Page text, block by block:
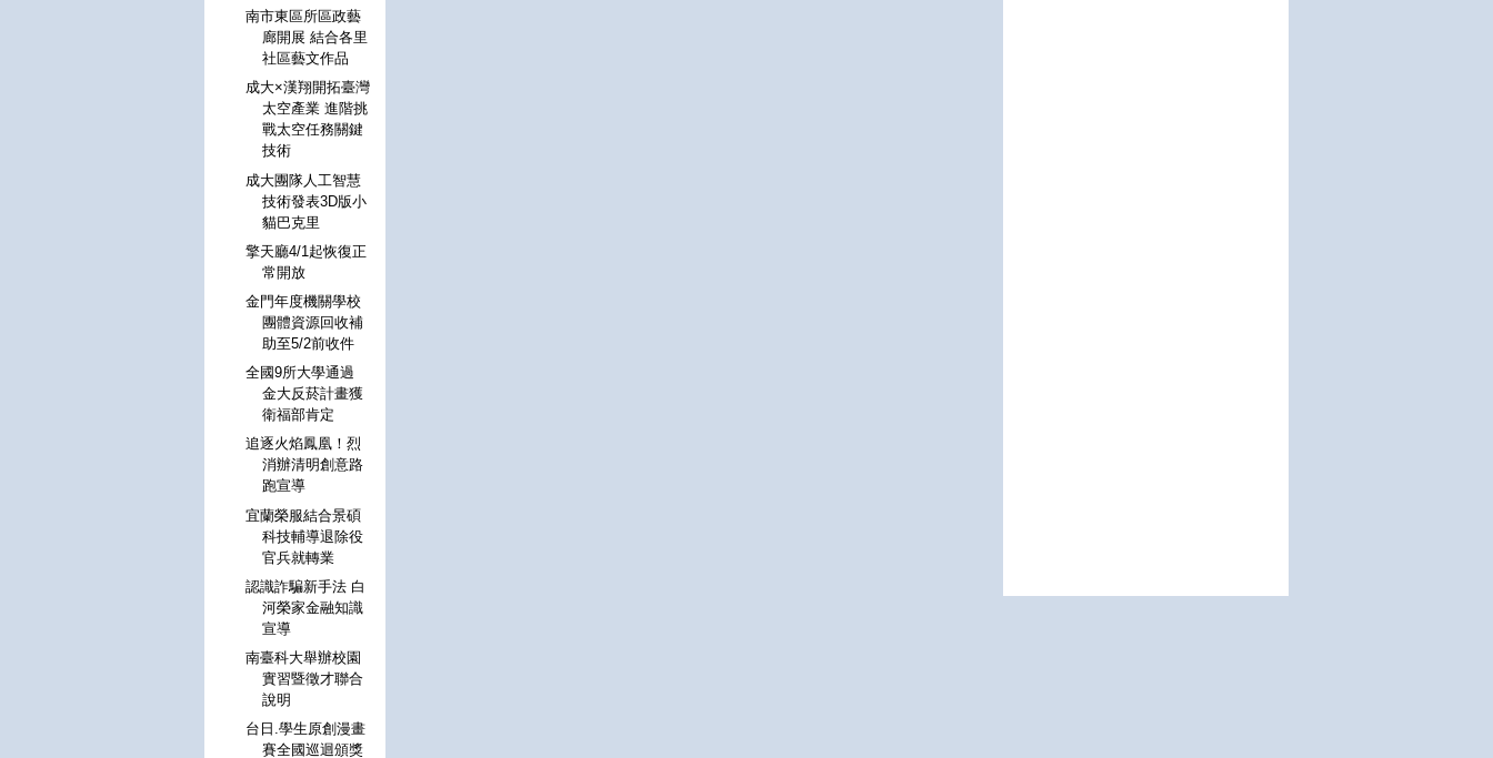
南市東區所區政藝
廊開展 結合各里
社區藝文作品
成大×漢翔開拓臺灣
太空產業 進階挑
戰太空任務關鍵
技術
成大團隊人工智慧
技術發表3D版小
貓巴克里
擎天廳4/1起恢復正
常開放
金門年度機關學校
團體資源回收補
助至5/2前收件
全國9所大學通過
金大反菸計畫獲
衛福部肯定
追逐火焰鳳凰！烈
消辦清明創意路
跑宣導
宜蘭榮服結合景碩
科技輔導退除役
官兵就轉業
認識詐騙新手法 白
河榮家金融知識
宣導
南臺科大舉辦校園
實習暨徵才聯合
說明
台日.學生原創漫畫
賽全國巡迴頒獎